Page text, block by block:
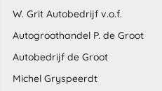
W. Grit Autobedrijf v.o.f.
Autogroothandel P. de Groot
Autobedrijf de Groot
Michel Gryspeerdt